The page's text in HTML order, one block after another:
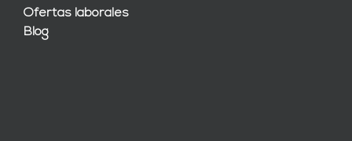
Ofertas laborales
Blog